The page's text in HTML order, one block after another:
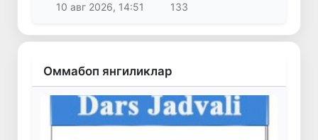
10 авг 2026, 14:51
133
Оммабоп янгиликлар